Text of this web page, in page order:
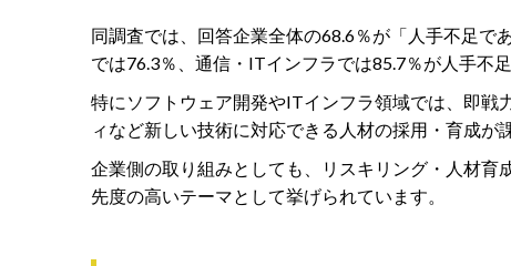
同調査では、回答企業全体の68.6％が「人手不足で
では76.3％、通信・ITインフラでは85.7％が人手不
特にソフトウェア開発やITインフラ領域では、即戦
ィなど新しい技術に対応できる人材の採用・育成が
企業側の取り組みとしても、リスキリング・人材
先度の高いテーマとして挙げられています。